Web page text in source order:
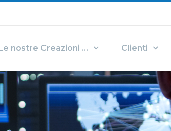
nostre Creazioni … Clienti